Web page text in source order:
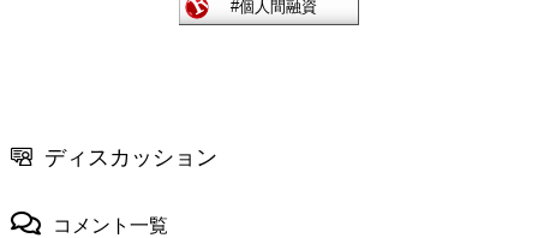
ディスカッション
コメント一覧